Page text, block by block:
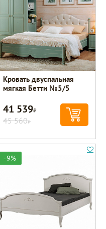
Кровать двуспальная
мягкая Бетти №5/5
41 539Р
45 560Р
-9%